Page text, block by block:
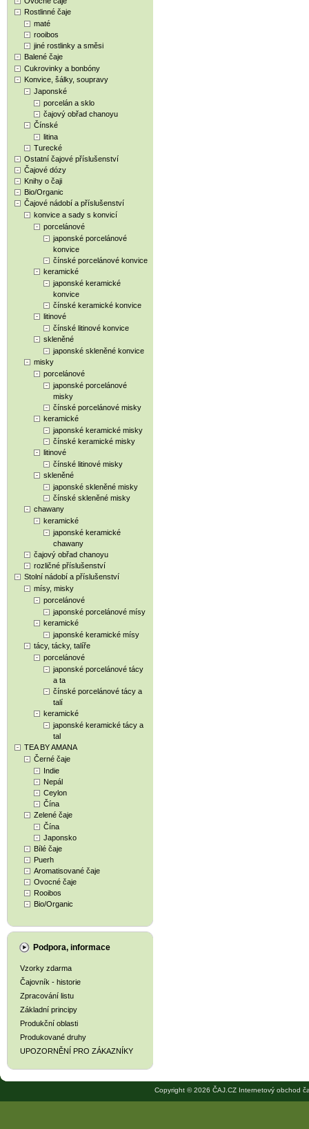
Rostlinné čaje
maté
rooibos
jiné rostlinky a směsi
Balené čaje
Cukrovinky a bonbóny
Konvice, šálky, soupravy
Japonské
porcelán a sklo
čajový obřad chanoyu
Čínské
litina
Turecké
Ostatní čajové příslušenství
Čajové dózy
Knihy o čaji
Bio/Organic
Čajové nádobí a příslušenství
konvice a sady s konvicí
porcelánové
japonské porcelánové
konvice
čínské porcelánové konvice
keramické
japonské keramické
konvice
čínské keramické konvice
litinové
čínské litinové konvice
skleněné
japonské skleněné konvice
misky
porcelánové
japonské porcelánové
misky
čínské porcelánové misky
keramické
japonské keramické misky
čínské keramické misky
litinové
čínské litinové misky
skleněné
japonské skleněné misky
čínské skleněné misky
chawany
keramické
japonské keramické
chawany
čajový obřad chanoyu
rozličné příslušenství
Stolní nádobí a příslušenství
mísy, misky
porcelánové
japonské porcelánové mísy
keramické
japonské keramické mísy
tácy, tácky, talíře
porcelánové
japonské porcelánové tácy
a ta
čínské porcelánové tácy a
talí
keramické
japonské keramické tácy a
tal
TEA BY AMANA
Černé čaje
Indie
Nepál
Ceylon
Čína
Zelené čaje
Čína
Japonsko
Bílé čaje
Puerh
Aromatisované čaje
Ovocné čaje
Rooibos
Bio/Organic
Podpora, informace
Vzorky zdarma
Čajovník - historie
Zpracování listu
Základní principy
Produkční oblasti
Produkované druhy
UPOZORNĚNÍ PRO ZÁKAZNÍKY
Copyright © 2026 ČAJ.CZ Internetový obchod